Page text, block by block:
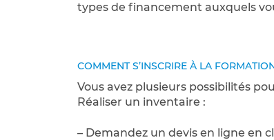
types de financement auxquels
COMMENT S’INSCRIRE À LA
Vous avez plusieurs possibilités
Réaliser un inventaire :
– Demandez un devis en ligne en